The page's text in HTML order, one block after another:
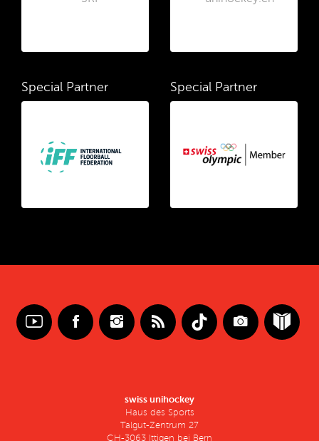
Special Partner Special Partner
swiss unihockey
Haus des Sports
Talgut-Zentrum 27
CH-3063 Ittigen bei Bern